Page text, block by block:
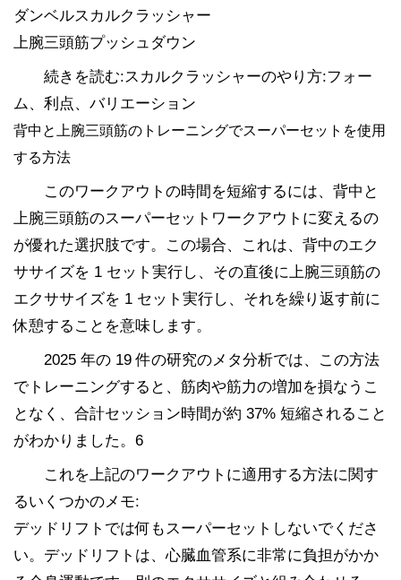
ダンベルスカルクラッシャー
上腕三頭筋プッシュダウン
続きを読む:スカルクラッシャーのやり方:フォー
ム、利点、バリエーション
背中と上腕三頭筋のトレーニングでスーパーセットを使用
する方法
このワークアウトの時間を短縮するには、背中と
上腕三頭筋のスーパーセットワークアウトに変えるの
が優れた選択肢です。この場合、これは、背中のエク
ササイズを 1 セット実行し、その直後に上腕三頭筋の
エクササイズを 1 セット実行し、それを繰り返す前に
休憩することを意味します。
2025 年の 19 件の研究のメタ分析では、この方法
でトレーニングすると、筋肉や筋力の増加を損なうこ
となく、合計セッション時間が約 37% 短縮されること
がわかりました。6
これを上記のワークアウトに適用する方法に関す
るいくつかのメモ:
デッドリフトでは何もスーパーセットしないでくださ
い。デッドリフトは、心臓血管系に非常に負担がかか